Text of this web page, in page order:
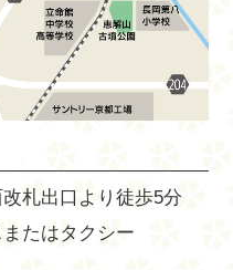
改札出口より徒歩5分
またはタクシー